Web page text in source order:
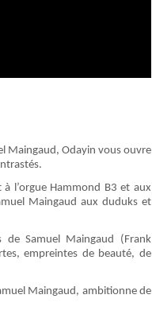
Maingaud, Odayin vous ouvre
l’orgue Hammond B3 et aux
Maingaud aux duduks et
Samuel Maingaud (Frank
empreintes de beauté, de
Maingaud, ambitionne de